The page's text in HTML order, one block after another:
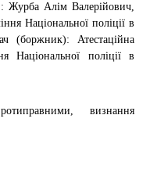
Журба Алім Валерійович,
Національної поліції в
(боржник): Атестаційна
Національної поліції в
визнання